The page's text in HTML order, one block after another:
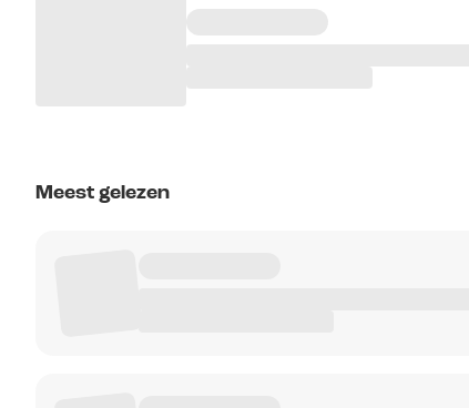
Meest gelezen